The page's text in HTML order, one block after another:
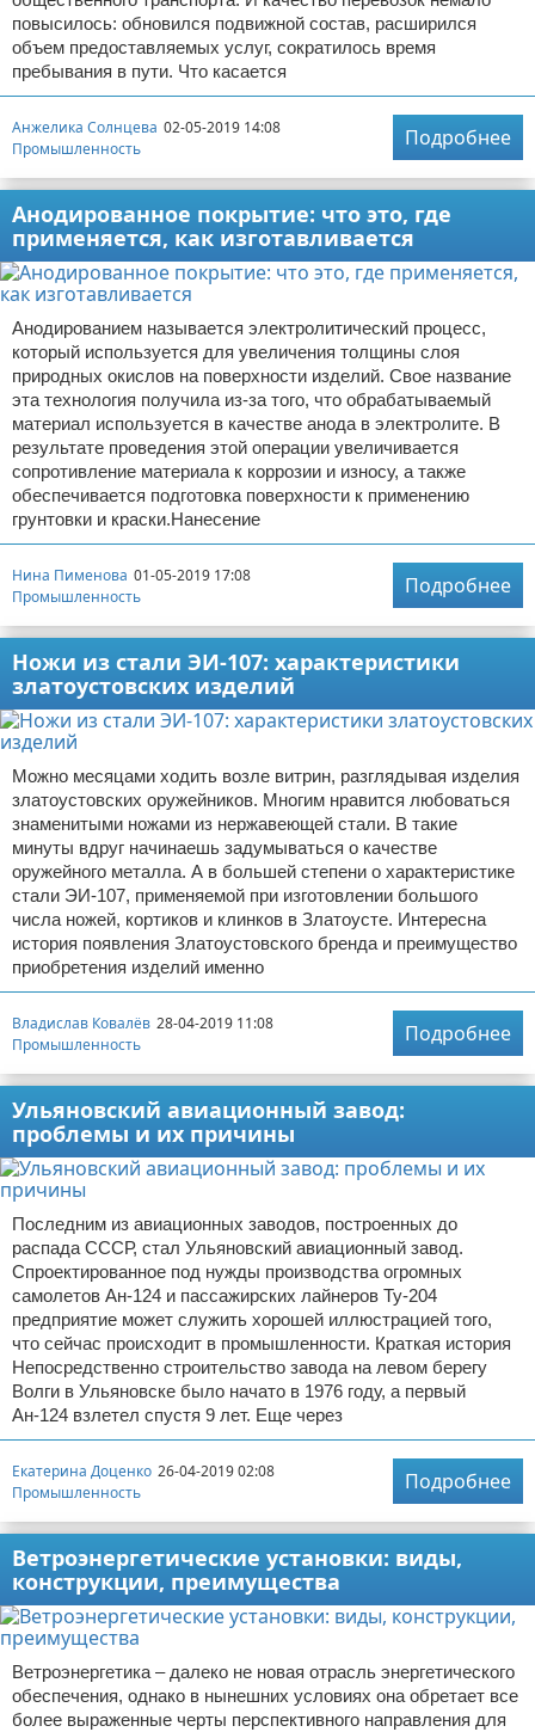
повысилось: обновился подвижной состав, расширился
объем предоставляемых услуг, сократилось время
пребывания в пути. Что касается
Анжелика Солнцева 02-05-2019 14:08
Промышленность
Подробнее
Анодированное покрытие: что это, где
применяется, как изготавливается
Анодированием называется электролитический процесс,
который используется для увеличения толщины слоя
природных окислов на поверхности изделий. Свое название
эта технология получила из-за того, что обрабатываемый
материал используется в качестве анода в электролите. В
результате проведения этой операции увеличивается
сопротивление материала к коррозии и износу, а также
обеспечивается подготовка поверхности к применению
грунтовки и краски.Нанесение
Нина Пименова 01-05-2019 17:08
Промышленность
Подробнее
Ножи из стали ЭИ-107: характеристики
златоустовских изделий
Можно месяцами ходить возле витрин, разглядывая изделия
златоустовских оружейников. Многим нравится любоваться
знаменитыми ножами из нержавеющей стали. В такие
минуты вдруг начинаешь задумываться о качестве
оружейного металла. А в большей степени о характеристике
стали ЭИ-107, применяемой при изготовлении большого
числа ножей, кортиков и клинков в Златоусте. Интересна
история появления Златоустовского бренда и преимущество
приобретения изделий именно
Владислав Ковалёв 28-04-2019 11:08
Промышленность
Подробнее
Ульяновский авиационный завод:
проблемы и их причины
Последним из авиационных заводов, построенных до
распада СССР, стал Ульяновский авиационный завод.
Спроектированное под нужды производства огромных
самолетов Ан-124 и пассажирских лайнеров Ту-204
предприятие может служить хорошей иллюстрацией того,
что сейчас происходит в промышленности. Краткая история
Непосредственно строительство завода на левом берегу
Волги в Ульяновске было начато в 1976 году, а первый
Ан-124 взлетел спустя 9 лет. Еще через
Екатерина Доценко 26-04-2019 02:08
Промышленность
Подробнее
Ветроэнергетические установки: виды,
конструкции, преимущества
Ветроэнергетика – далеко не новая отрасль энергетического
обеспечения, однако в нынешних условиях она обретает все
более выраженные черты перспективного направления для